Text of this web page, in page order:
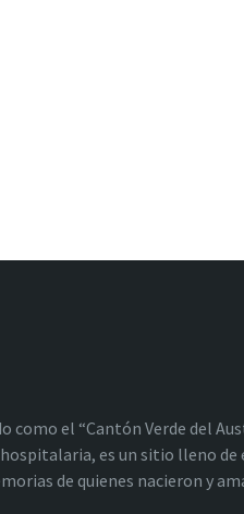
como el “Cantón Verde del
es un sitio lleno de
de quienes nacieron y